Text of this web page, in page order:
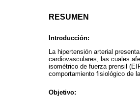
RESUMEN
Introducción:
La hipertensión arterial
cardiovasculares, las cuales
isométrico de fuerza prensil
comportamiento fisiológico de
Objetivo: